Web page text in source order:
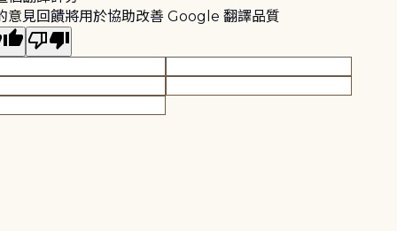
意見回饋將用於協助改善 Google 翻譯品質